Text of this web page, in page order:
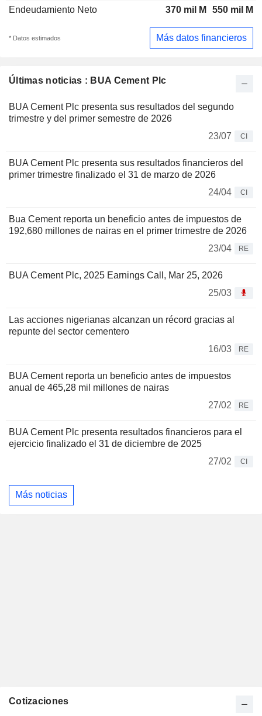
Últimas noticias : BUA Cement Plc
BUA Cement Plc presenta sus resultados del segundo
trimestre y del primer semestre de 2026
23/07
CI
BUA Cement Plc presenta sus resultados financieros del
primer trimestre finalizado el 31 de marzo de 2026
24/04
CI
Bua Cement reporta un beneficio antes de impuestos de
192,680 millones de nairas en el primer trimestre de 2026
23/04
RE
BUA Cement Plc, 2025 Earnings Call, Mar 25, 2026
25/03
Las acciones nigerianas alcanzan un récord gracias al
repunte del sector cementero
16/03
RE
BUA Cement reporta un beneficio antes de impuestos
anual de 465,28 mil millones de nairas
27/02
RE
BUA Cement Plc presenta resultados financieros para el
ejercicio finalizado el 31 de diciembre de 2025
27/02
CI
Más noticias
Endeudamiento Neto
370 mil M 550 mil M
* Datos estimados Más datos financieros
Cotizaciones